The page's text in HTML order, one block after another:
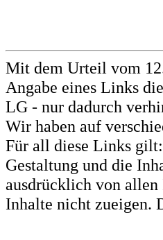
Mit dem Urteil vom
Angabe eines Links
LG - nur dadurch
Wir haben auf
Für all diese Links
Gestaltung und die
ausdrücklich von allen
Inhalte nicht zueigen.